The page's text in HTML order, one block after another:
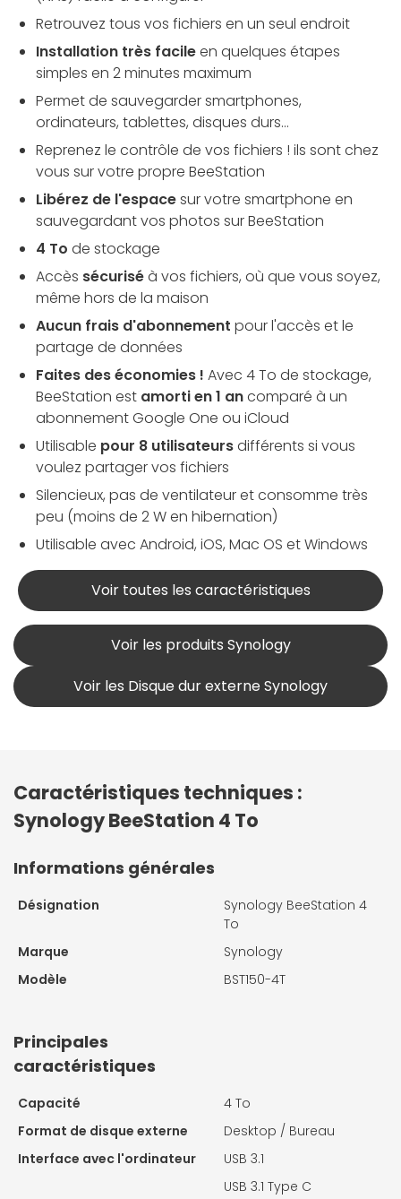
Retrouvez tous vos fichiers en un seul endroit
Installation très facileen quelques étapes
simples en 2 minutes maximum
Permet de sauvegarder smartphones,
ordinateurs, tablettes, disques durs…
Reprenez le contrôle de vos fichiers ! ils sont chez
vous sur votre propre BeeStation
Libérez de l'espacesur votre smartphone en
sauvegardant vos photos sur BeeStation
4 To de stockage
Accès sécuriséà vos fichiers, où que vous soyez,
même hors de la maison
Aucun frais d'abonnement pour l'accès et le
partage de données
Faites des économies ! Avec 4 To de stockage,
BeeStation est amorti en 1 ancomparé à un
abonnement Google One ou iCloud
Utilisable pour 8 utilisateursdifférents si vous
voulez partager vos fichiers
Silencieux, pas de ventilateur et consomme très
peu (moins de 2 W en hibernation)
Utilisable avec Android, iOS, Mac OS et Windows
Voir toutes les caractéristiques
Voir les produits Synology
Voir les Disque dur externe Synology
Caractéristiques techniques :
Synology BeeStation 4 To
Informations générales
Désignation
Synology BeeStation 4
To
Marque
Synology
Modèle
BST150-4T
Principales
caractéristiques
Capacité
4 To
Format de disque externe
Desktop / Bureau
Interface avec l'ordinateur
USB 3.1
USB 3.1 Type C